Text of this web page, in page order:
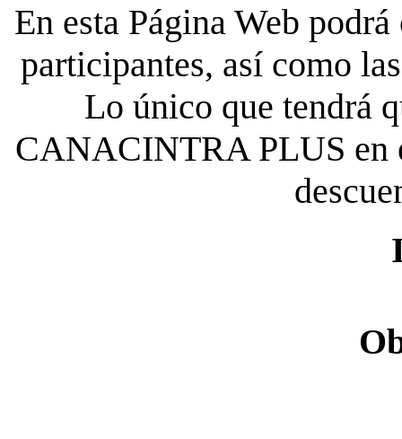
En esta Página Web
participantes, así como
Lo único que tendrá
CANACINTRA PLUS en